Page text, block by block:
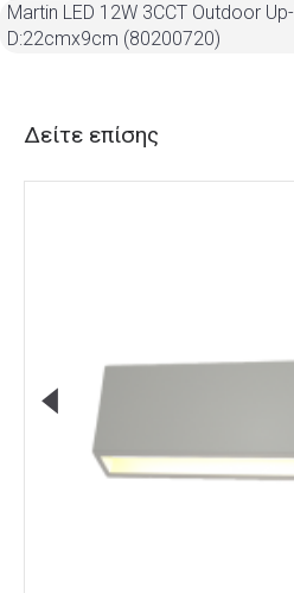
Martin LED 12W 3CCT Outdoor
D:22cmx9cm (80200720)
Δείτε επίσης